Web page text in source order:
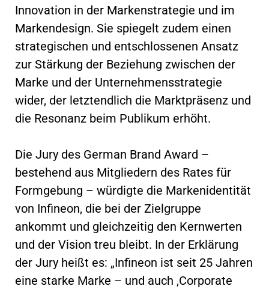
Innovation in der Markenstrategie und im
Markendesign. Sie spiegelt zudem einen
strategischen und entschlossenen Ansatz
zur Stärkung der Beziehung zwischen der
Marke und der Unternehmensstrategie
wider, der letztendlich die Marktpräsenz und
die Resonanz beim Publikum erhöht.
Die Jury des German Brand Award –
bestehend aus Mitgliedern des Rates für
Formgebung – würdigte die Markenidentität
von Infineon, die bei der Zielgruppe
ankommt und gleichzeitig den Kernwerten
und der Vision treu bleibt. In der Erklärung
der Jury heißt es: „Infineon ist seit 25 Jahren
eine starke Marke – und auch ‚Corporate